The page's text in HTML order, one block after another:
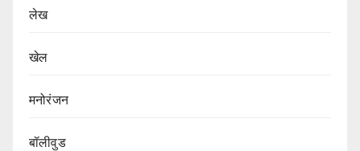
लेख
खेल
मनोरंजन
बॉलीवुड